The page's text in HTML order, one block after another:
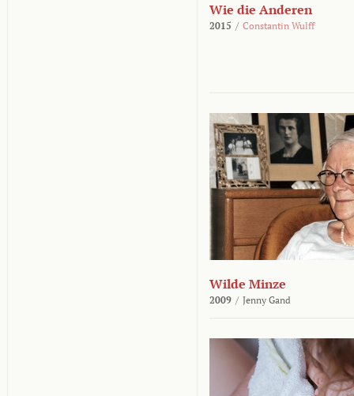
Wie die Anderen
2015 / Constantin Wulff
Wilde Minze
2009 / Jenny Gand